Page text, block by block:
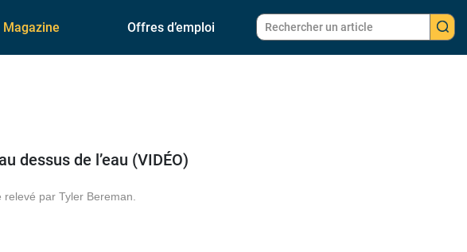
Magazine Offres d’emploi
dessus de l’eau (VIDÉO)
par Tyler Bereman.